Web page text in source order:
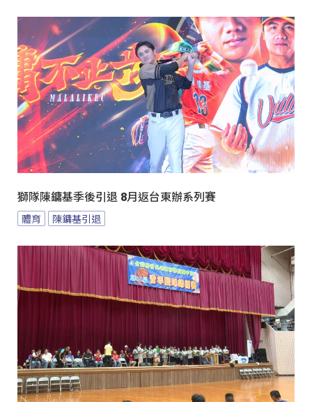
獅隊陳鏞基季後引退 8月返台東辦系列賽
體育 陳鏞基引退